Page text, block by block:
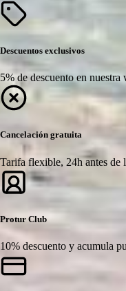
Descuentos exclusivos
5% de descuento en nuestra
Cancelación gratuita
Tarifa flexible, 24h antes de
Protur Club
10% descuento y acumula